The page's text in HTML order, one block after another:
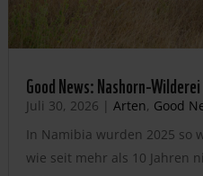
Good News: Nashorn-
Juli 30, 2026 | Arten, Good
In Namibia wurden 2025 so
wie seit mehr als 10 Jahren